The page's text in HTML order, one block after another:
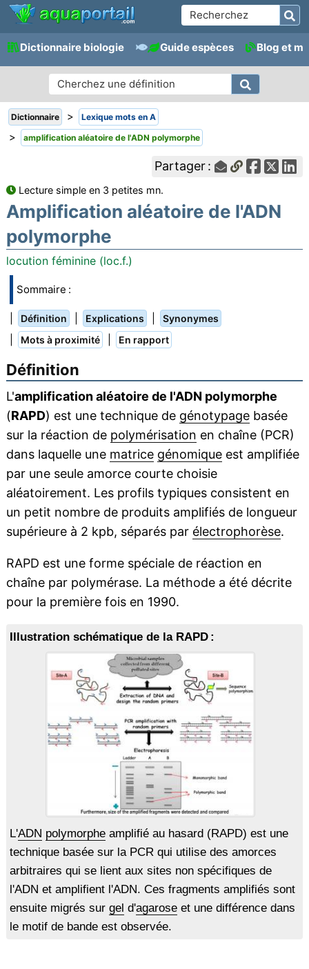
Dictionnaire biologie Guide espèces Blog et
Dictionnaire > Lexique mots en A
> amplification aléatoire de l'ADN polymorphe
Partager :
Lecture simple en 3 petites mn.
Amplification aléatoire de l'ADN
polymorphe
locution féminine (loc.f.)
Sommaire :
Définition Explications Synonymes
Mots à proximité En rapport
Définition
L'amplification aléatoire de l'ADN polymorphe
(RAPD) est une technique de génotypagebasée
sur la réaction de polymérisation en chaîne (PCR)
dans laquelle une matrice génomiqueest amplifiée
par une seule amorce courte choisie
aléatoirement. Les profils typiques consistent en
un petit nombre de produits amplifiés de longueur
supérieure à 2 kpb, séparés par électrophorèse.
RAPD est une forme spéciale de réaction en
chaîne par polymérase. La méthode a été décrite
pour la première fois en 1990.
Illustration schématique de la RAPD :
L'ADN polymorpheamplifié au hasard (RAPD) est une
technique basée sur la PCR qui utilise des amorces
arbitraires qui se lient aux sites non spécifiques de
l'ADN et amplifient l'ADN. Ces fragments amplifiés sont
ensuite migrés sur gel d'agaroseet une différence dans
le motif de bande est observée.